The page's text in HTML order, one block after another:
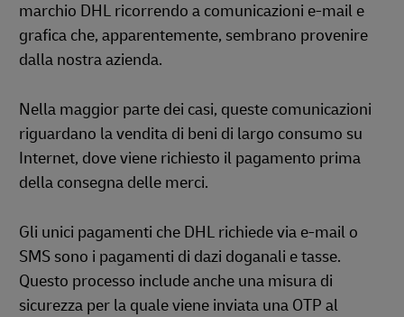
marchio DHL ricorrendo a comunicazioni e-mail e
grafica che, apparentemente, sembrano provenire
dalla nostra azienda.
Nella maggior parte dei casi, queste comunicazioni
riguardano la vendita di beni di largo consumo su
Internet, dove viene richiesto il pagamento prima
della consegna delle merci.
Gli unici pagamenti che DHL richiede via e-mail o
SMS sono i pagamenti di dazi doganali e tasse.
Questo processo include anche una misura di
sicurezza per la quale viene inviata una OTP al